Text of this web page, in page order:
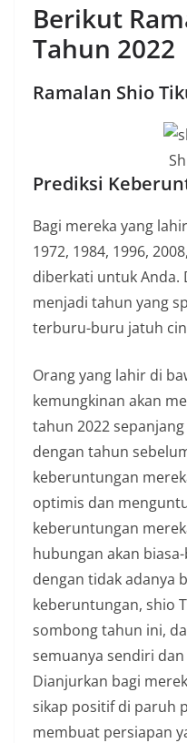
Berikut
Tahun 2022
Ramalan Shio
Prediksi
Bagi mereka yang
1972, 1984, 1996,
diberkati untuk Anda.
menjadi tahun yang
terburu-buru jatuh
Orang yang lahir di
kemungkinan akan
tahun 2022
dengan tahun
keberuntungan
optimis dan
keberuntungan
hubungan akan
dengan tidak adanya
keberuntungan, shio
sombong tahun ini,
semuanya sendiri
Dianjurkan bagi
sikap positif di paruh
membuat persiapan